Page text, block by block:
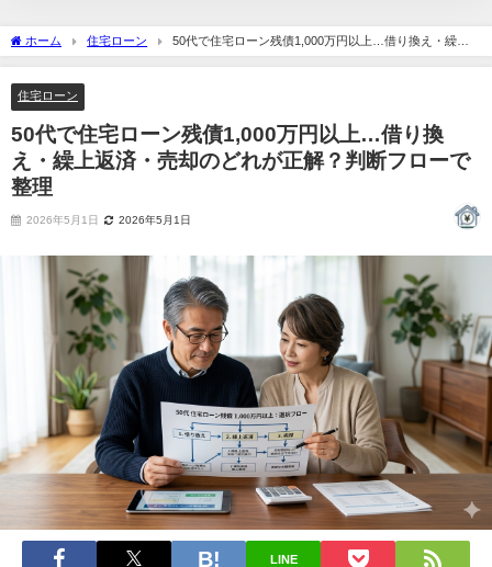
ホーム 住宅ローン
50代で住宅ローン残債1,000万円以上…借り換え・繰上
返済・売却のどれが正解？判断フローで整理
住宅ローン
50代で住宅ローン残債1,000万円以上…借り換
え・繰上返済・売却のどれが正解？判断フローで
整理
2026年5月1日 2026年5月1日
LINE